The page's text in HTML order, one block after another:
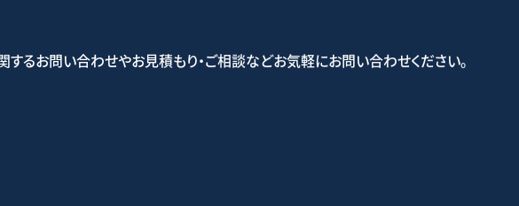
するお問い合わせやお見積もり・ご相談などお気軽にお問い合わせください。